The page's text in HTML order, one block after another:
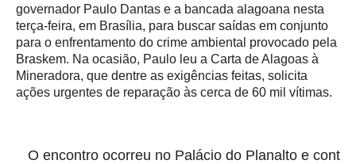
governador Paulo Dantas e a bancada alagoana nesta
terça-feira, em Brasília, para buscar saídas em conjunto
para o enfrentamento do crime ambiental provocado pela
Braskem. Na ocasião, Paulo leu a Carta de Alagoas à
Mineradora, que dentre as exigências feitas, solicita
ações urgentes de reparação às cerca de 60 mil vítimas.
O encontro ocorreu no Palácio do Planalto e